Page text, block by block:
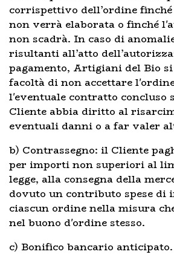
corrispettivo dell’ordine
non verrà elaborata o finché
non scadrà. In caso di
risultanti all’atto
pagamento, Artigiani del Bio
facoltà di non accettare
l'eventuale contratto concluso
Cliente abbia diritto al
eventuali danni o a far valer
b) Contrassegno: il Cliente
per importi non superiori al
legge, alla consegna della
dovuto un contributo spese di
ciascun ordine nella misura
nel buono d'ordine stesso.
c) Bonifico bancario anticipato.